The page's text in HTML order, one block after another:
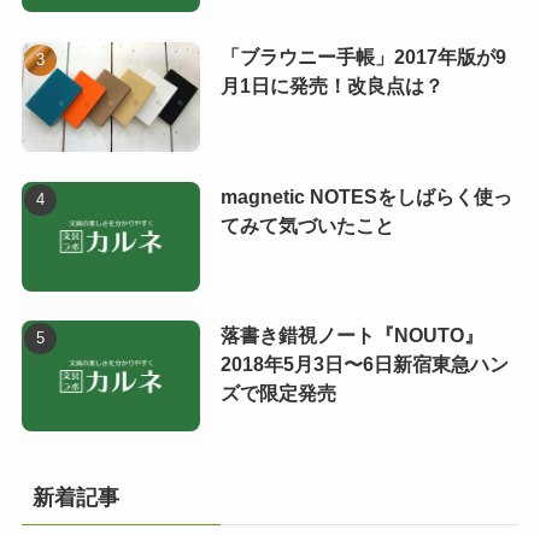
「ブラウニー手帳」2017年版が9
月1日に発売！改良点は？
magnetic NOTESをしばらく使っ
てみて気づいたこと
落書き錯視ノート『NOUTO』
2018年5月3日〜6日新宿東急ハン
ズで限定発売
新着記事